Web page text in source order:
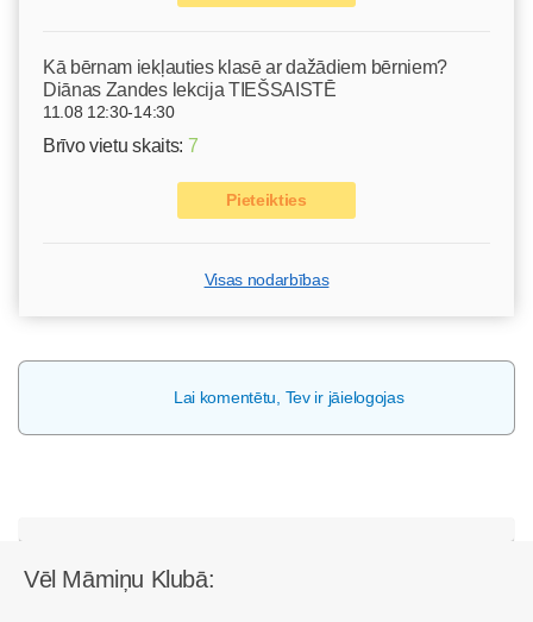
Kā bērnam iekļauties klasē ar dažādiem bērniem?
Diānas Zandes lekcija TIEŠSAISTĒ
11.08 12:30-14:30
Brīvo vietu skaits: 7
Pieteikties
Visas nodarbības
Lai komentētu, Tev ir jāielogojas
Vēl Māmiņu Klubā: